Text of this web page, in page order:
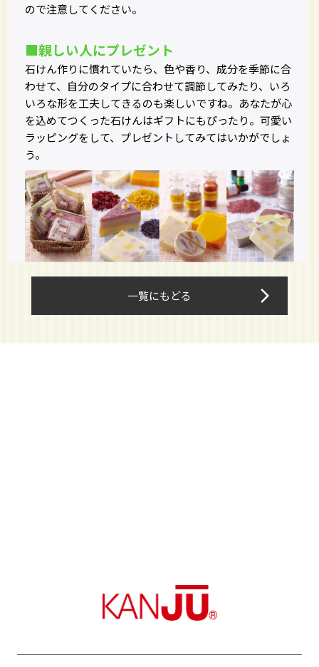
ので注意してください。
■親しい人にプレゼント
石けん作りに慣れていたら、色や香り、成分を季節に合
わせて、自分のタイプに合わせて調節してみたり、いろ
いろな形を工夫してきるのも楽しいですね。あなたが心
を込めてつくった石けんはギフトにもぴったり。可愛い
ラッピングをして、プレゼントしてみてはいかがでしょ
う。
一覧にもどる arrow_forward_ios